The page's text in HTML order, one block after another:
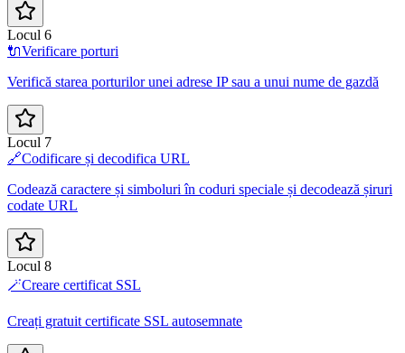
Locul 6
🔌Verificare porturi
Verifică starea porturilor unei adrese IP sau a unui nume de gazdă
Locul 7
🔗Codificare și decodifica URL
Codează caractere și simboluri în coduri speciale și decodează șiruri
codate URL
Locul 8
🪄Creare certificat SSL
Creați gratuit certificate SSL autosemnate